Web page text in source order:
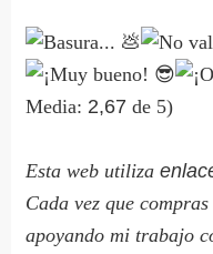
Media: 2,67 de 5)
Esta web utiliza
Cada vez que
apoyando mi trabajo